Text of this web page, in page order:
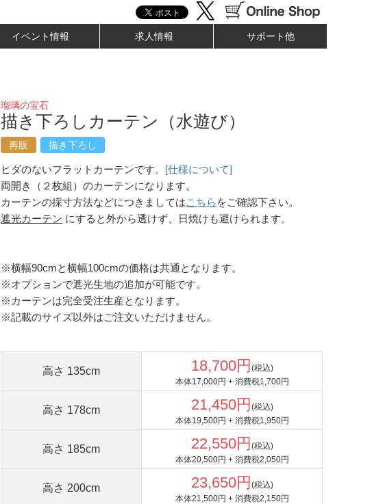
イベント情報 求人情報 サポート他
瑠璃の宝石
描き下ろしカーテン（水遊び）
再販 描き下ろし
ヒダのないフラットカーテンです。 [仕様について]
両開き（２枚組）のカーテンになります。
カーテンの採寸方法などにつきましてはこちら をご確認下さい。
遮光カーテン にすると外から透けず、日焼けも避けられます。
※横幅90cmと横幅100cmの価格は共通となります。
※オプションで遮光生地の追加が可能です。
※カーテンは完全受注生産となります。
※記載のサイズ以外はご注文いただけません。
高さ 135cm 18,700円 (税込)
本体17,000円 + 消費税1,700円
高さ 178cm 21,450円 (税込)
本体19,500円 + 消費税1,950円
高さ 185cm 22,550円 (税込)
本体20,500円 + 消費税2,050円
高さ 200cm 23,650円 (税込)
本体21,500円 + 消費税2,150円